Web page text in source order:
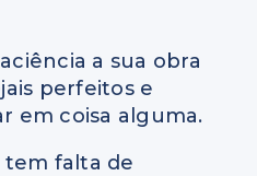
a sua obra
perfeitos e
em coisa alguma.
tem falta de